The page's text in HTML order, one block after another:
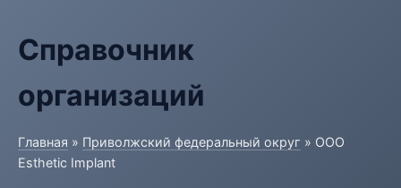
Справочник
организаций
Главная » Приволжский федеральный округ » ООО
Esthetic Implant